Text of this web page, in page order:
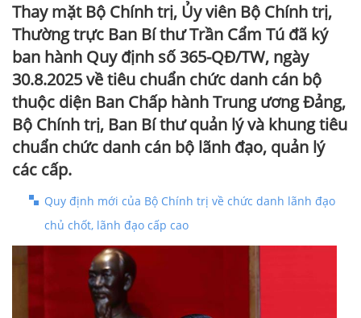
Thay mặt Bộ Chính trị, Ủy viên Bộ Chính trị,
Thường trực Ban Bí thư Trần Cẩm Tú đã ký
ban hành Quy định số 365-QĐ/TW, ngày
30.8.2025 về tiêu chuẩn chức danh cán bộ
thuộc diện Ban Chấp hành Trung ương Đảng,
Bộ Chính trị, Ban Bí thư quản lý và khung tiêu
chuẩn chức danh cán bộ lãnh đạo, quản lý
các cấp.
Quy định mới của Bộ Chính trị về chức danh lãnh đạo
chủ chốt, lãnh đạo cấp cao